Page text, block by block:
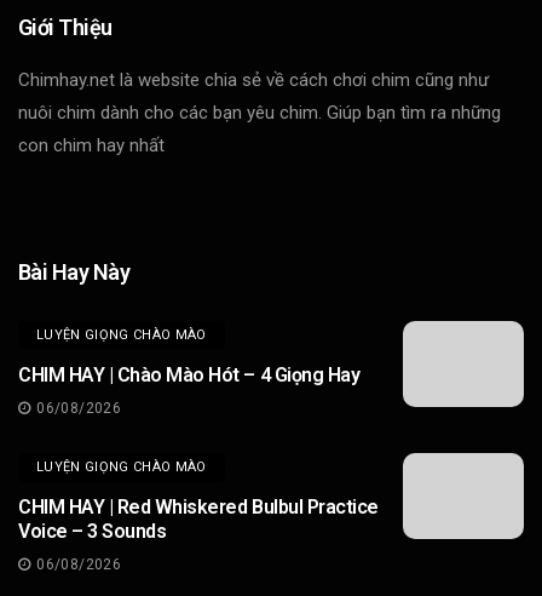
Giới Thiệu
Chimhay.net là website chia sẻ về cách chơi chim cũng như
nuôi chim dành cho các bạn yêu chim. Giúp bạn tìm ra những
con chim hay nhất
Bài Hay Này
LUYỆN GIỌNG CHÀO MÀO
CHIM HAY | Chào Mào Hót – 4 Giọng Hay
06/08/2026
LUYỆN GIỌNG CHÀO MÀO
CHIM HAY | Red Whiskered Bulbul Practice
Voice – 3 Sounds
06/08/2026